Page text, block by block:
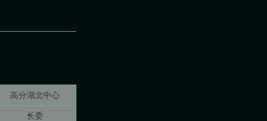
高分湖北中心
长委